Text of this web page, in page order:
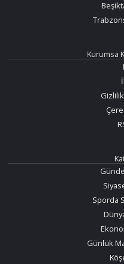
Kurumsa
Sporda
Günlük